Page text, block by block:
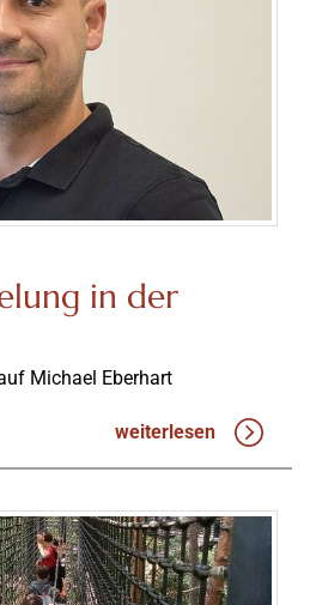
in der
Michael Eberhart
weiterlesen